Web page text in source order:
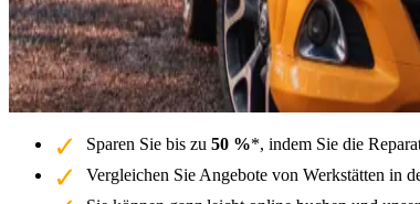
Sparen Sie bis zu 50 %*, indem Sie die
Vergleichen Sie Angebote von Werkstätten in